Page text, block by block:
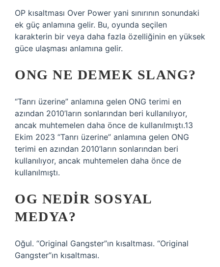
OP kısaltması Over Power yani sınırının sonundaki
ek güç anlamına gelir. Bu, oyunda seçilen
karakterin bir veya daha fazla özelliğinin en yüksek
güce ulaşması anlamına gelir.
ONG NE DEMEK SLANG?
“Tanrı üzerine” anlamına gelen ONG terimi en
azından 2010’ların sonlarından beri kullanılıyor,
ancak muhtemelen daha önce de kullanılmıştı.13
Ekim 2023 “Tanrı üzerine” anlamına gelen ONG
terimi en azından 2010’ların sonlarından beri
kullanılıyor, ancak muhtemelen daha önce de
kullanılmıştı.
OG NEDIR SOSYAL
MEDYA?
Oğul. “Original Gangster”ın kısaltması. “Original
Gangster”ın kısaltması.